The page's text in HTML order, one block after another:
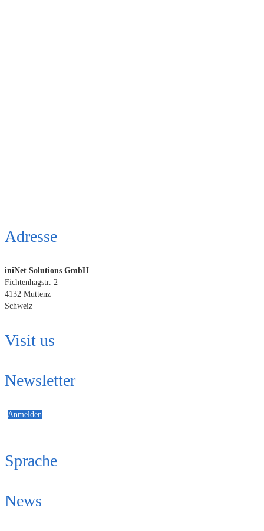
Adresse
iniNet Solutions GmbH
Fichtenhagstr. 2
4132 Muttenz
Schweiz
Visit us
Newsletter
Anmelden
Sprache
News